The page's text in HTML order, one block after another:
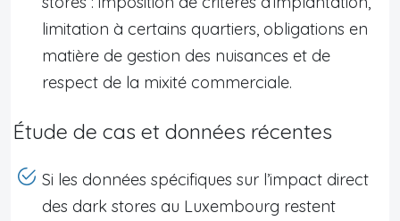
limitation à certains quartiers, obligations en
matière de gestion des nuisances et de
respect de la mixité commerciale.
Étude de cas et données récentes
Si les données spécifiques sur l’impact direct
des dark stores au Luxembourg restent